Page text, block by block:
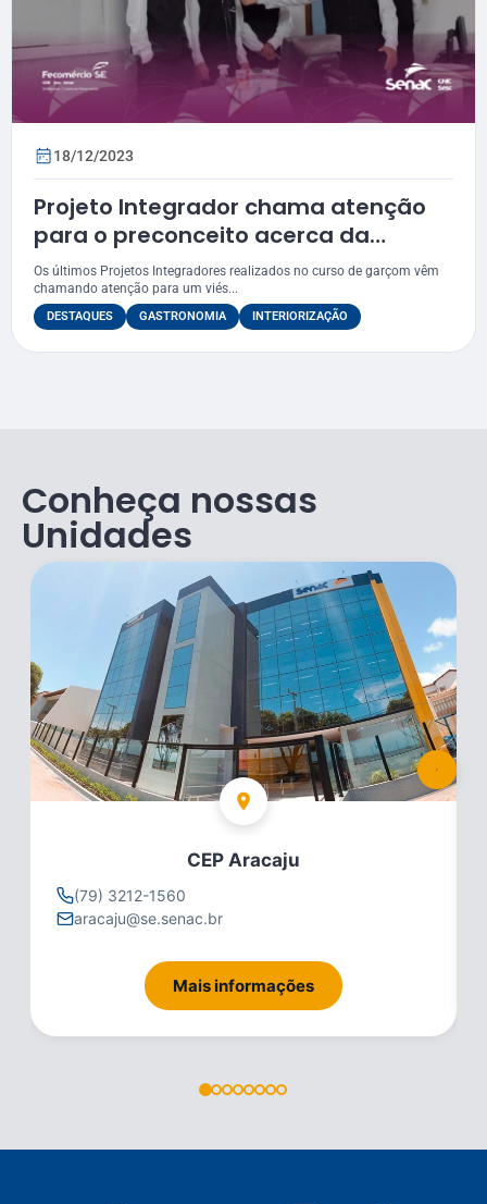
18/12/2023
Projeto Integrador chama atenção
para o preconceito acerca da
profissão de garçom
Os últimos Projetos Integradores realizados no curso de garçom vêm
chamando atenção para um viés...
DESTAQUES GASTRONOMIA INTERIORIZAÇÃO
Conheça nossas
Unidades
CEP Aracaju
(79) 3212-1560
aracaju@se.senac.br
Mais informações